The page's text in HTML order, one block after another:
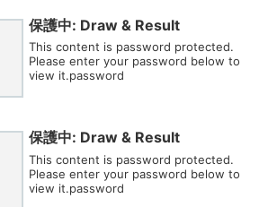
保護中: Draw & Result
This content is password protected.
Please enter your password below to
view it.password
保護中: Draw & Result
This content is password protected.
Please enter your password below to
view it.password